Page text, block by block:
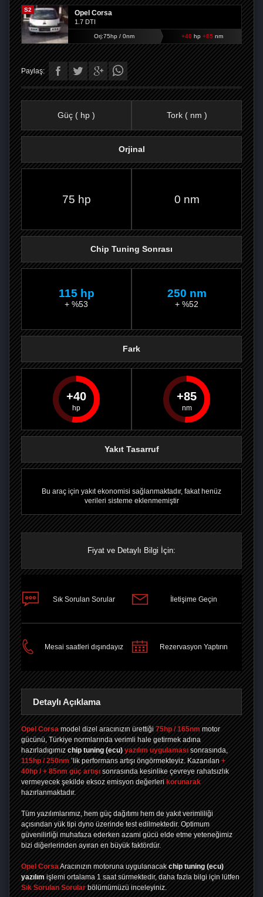
S2 Opel Corsa
1.7 DTI
Orj:75hp / 0nm +40 hp +85nm
Paylaş:
PAYLAŞPAYLAŞPLUS'TA
PAYLAŞ
Güç ( hp ) Tork ( nm )
Orjinal
75 hp 0 nm
Chip Tuning Sonrası
115 hp
+ %53
250 nm
+ %52
Fark
40 85
Yakıt Tasarruf
Bu araç için yakıt ekonomisi sağlanmaktadır, fakat henüz
verileri sisteme eklenmemiştir
Fiyat ve Detaylı Bilgi İçin:
Sık Sorulan Sorular İletişime Geçin
Mesai saatleri dışındayız Rezervasyon Yaptırın
Detaylı Açıklama
Opel Corsa model dizel aracınızın ürettiği 75hp / 165nm motor
gücünü, Türkiye normlarında verimli hale getirmek adına
hazırladıgımız chip tuning (ecu) yazılım uygulaması sonrasında,
115hp / 250nm ’lik performans artışı öngörmekteyiz. Kazanılan +
40hp / + 85nm güç artışı sonrasında kesinlike çevreye rahatsızlık
vermeyecek şekilde eksoz emisyon değerleri korunarak
hazırlanmaktadır.
Tüm yazılımlarımız, hem güç dağıtımı hem de yakıt verimliliği
açısından yük tipi dyno üzerinde test edilmektedir. Optimum
güvenilirliği muhafaza ederken azami gücü elde etme yeteneğimiz
bizi diğerlerinden ayıran en büyük faktördür.
Opel CorsaAracınızın motoruna uygulanacak chip tuning (ecu)
yazılım işlemi ortalama 1 saat sürmektedir, daha fazla bilgi için lütfen
Sık Sorulan Sorular bölümümüzü inceleyiniz.